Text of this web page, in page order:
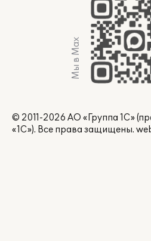
Мы в Max
© 2011-2026 АО «Группа 1С»
«1С»). Все права защищены.